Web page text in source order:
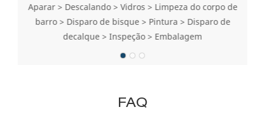
Aparar > Descalando > Vidros > Limpeza do corpo de
barro > Disparo de bisque > Pintura > Disparo de
decalque > Inspeção > Embalagem
FAQ